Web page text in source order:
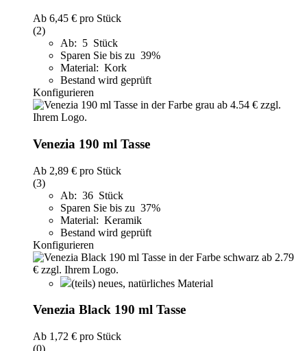
Ab 6,45 € pro Stück
(2)
Ab: 5 Stück
Sparen Sie bis zu 39%
Material: Kork
Bestand wird geprüft
Konfigurieren
Venezia 190 ml Tasse
Ab 2,89 € pro Stück
(3)
Ab: 36 Stück
Sparen Sie bis zu 37%
Material: Keramik
Bestand wird geprüft
Konfigurieren
(teils) neues, natürliches Material
Venezia Black 190 ml Tasse
Ab 1,72 € pro Stück
(0)